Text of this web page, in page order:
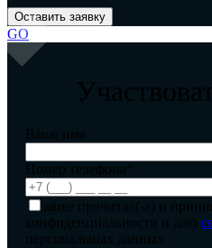
GO
Ваше имя
Номер телефона*
agree прочитал(-а) и
конфиденциальности и даю
персональных данных